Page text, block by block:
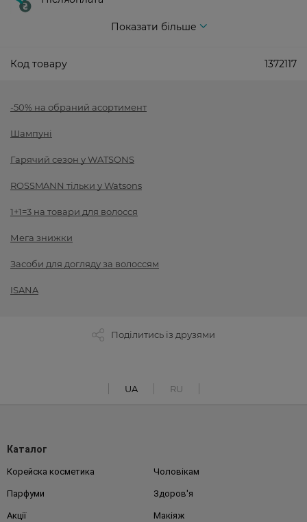
Показати більше
Код товару 1372117
-50% на обраний асортимент
Шампуні
Гарячий сезон у WATSONS
ROSSMANN тільки у Watsons
1+1=3 на товари для волосся
Мега знижки
Засоби для догляду за волоссям
ISANA
Поділитись із друзями
UA RU
Каталог
Корейска косметика Чоловікам
Парфуми Здоров'я
Акції Макіяж